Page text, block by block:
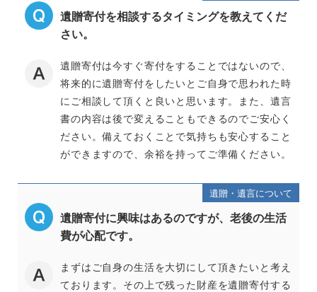
遺贈寄付を相談するタイミングを教えてくだ
さい。
遺贈寄付は今すぐ寄付をすることではないので、
将来的に遺贈寄付をしたいとご自身で思われた時
にご相談して頂くと良いと思います。また、遺言
書の内容は後で変えることもできるのでご安心く
ださい。備えておくことで気持ちも安心すること
ができますので、余裕を持ってご準備ください。
遺贈・遺言について
遺贈寄付に興味はあるのですが、老後の生活
費が心配です。
まずはご自身の生活を大切にして頂きたいと考え
ております。その上で残った財産を遺贈寄付する